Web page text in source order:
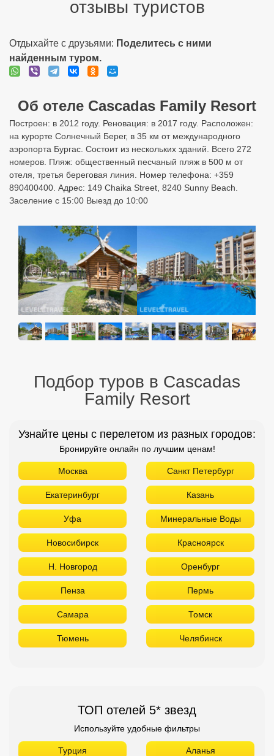
отзывы туристов
Отдыхайте с друзьями: Поделитесь с ними
найденным туром.
Об отеле Cascadas Family Resort
Построен: в 2012 году. Реновация: в 2017 году. Расположен:
на курорте Солнечный Берег, в 35 км от международного
аэропорта Бургас. Состоит из нескольких зданий. Всего 272
номеров. Пляж: общественный песчаный пляж в 500 м от
отеля, третья береговая линия. Номер телефона: +359
890400400. Адрес: 149 Chaika Street, 8240 Sunny Beach.
Заселение с 15:00 Выезд до 10:00
Подбор туров в Cascadas
Family Resort
Узнайте цены с перелетом из разных городов:
Бронируйте онлайн по лучшим ценам!
Москва Санкт Петербург
Екатеринбург Казань
Уфа Минеральные Воды
Новосибирск Красноярск
Н. Новгород Оренбург
Пенза Пермь
Самара Томск
Тюмень Челябинск
ТОП отелей 5* звезд
Используйте удобные фильтры
Турция Аланья